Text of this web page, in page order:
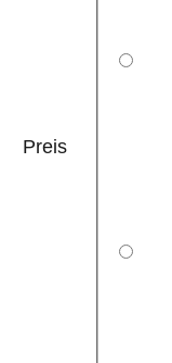
Preis